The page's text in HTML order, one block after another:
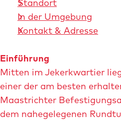
Standort
In der Umgebung
Kontakt & Adresse
Einführung
Mitten im Jekerkwartier
einer der am besten
Maastrichter
dem nahegelegenen